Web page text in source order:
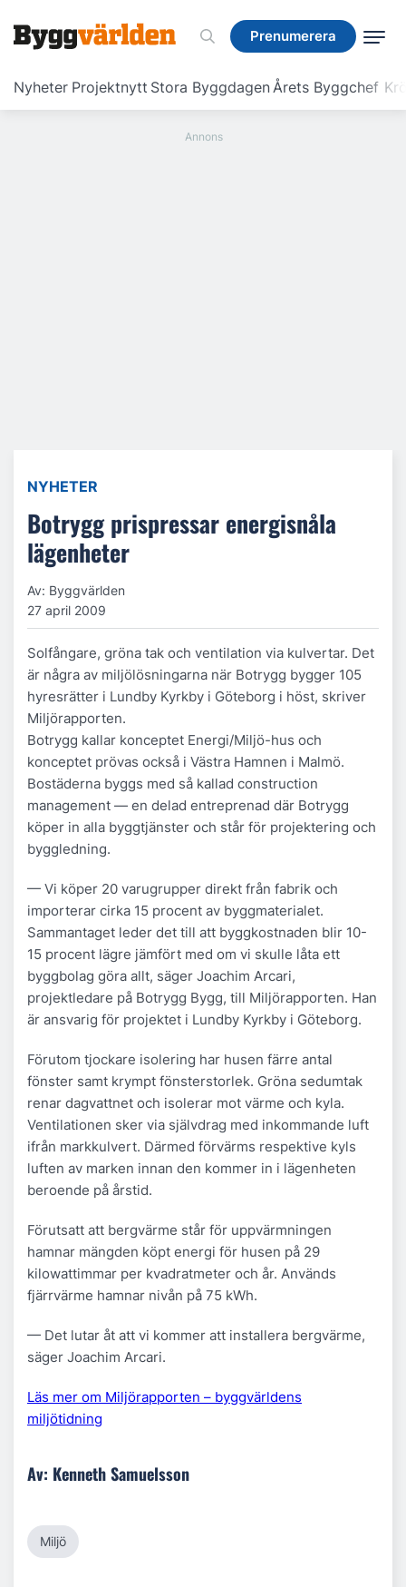
Prenumerera
Nyheter Projektnytt Stora ByggdagenÅrets Byggchef
Prenumerera
NYHETER
Botrygg prispressar energisnåla
lägenheter
Av: Byggvärlden
27 april 2009
Solfångare, gröna tak och ventilation via kulvertar. Det
är några av miljölösningarna när Botrygg bygger 105
hyresrätter i Lundby Kyrkby i Göteborg i höst, skriver
Miljörapporten.
Botrygg kallar konceptet Energi/Miljö-hus och
konceptet prövas också i Västra Hamnen i Malmö.
Bostäderna byggs med så kallad construction
management — en delad entreprenad där Botrygg
köper in alla byggtjänster och står för projektering och
byggledning.
— Vi köper 20 varugrupper direkt från fabrik och
importerar cirka 15 procent av byggmaterialet.
Sammantaget leder det till att byggkostnaden blir 10-
15 procent lägre jämfört med om vi skulle låta ett
byggbolag göra allt, säger Joachim Arcari,
projektledare på Botrygg Bygg, till Miljörapporten. Han
är ansvarig för projektet i Lundby Kyrkby i Göteborg.
Förutom tjockare isolering har husen färre antal
fönster samt krympt fönsterstorlek. Gröna sedumtak
renar dagvattnet och isolerar mot värme och kyla.
Ventilationen sker via självdrag med inkommande luft
ifrån markkulvert. Därmed förvärms respektive kyls
luften av marken innan den kommer in i lägenheten
beroende på årstid.
Förutsatt att bergvärme står för uppvärmningen
hamnar mängden köpt energi för husen på 29
kilowattimmar per kvadratmeter och år. Används
fjärrvärme hamnar nivån på 75 kWh.
— Det lutar åt att vi kommer att installera bergvärme,
säger Joachim Arcari.
Läs mer om Miljörapporten – byggvärldens
miljötidning
Av: Kenneth Samuelsson
Miljö